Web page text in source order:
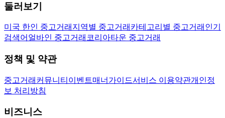
둘러보기
미국 한인 중고거래 지역별 중고거래 카테고리별 중고거래 인기
검색어 얼바인 중고거래 코리아타운 중고거래
정책 및 약관
중고거래 커뮤니티 이벤트매너가이드서비스 이용약관개인정
보 처리방침
비즈니스